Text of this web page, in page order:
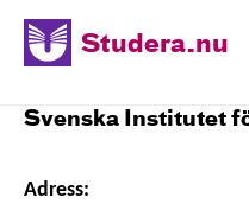
Studera.nu
Svenska Institutet
Adress: